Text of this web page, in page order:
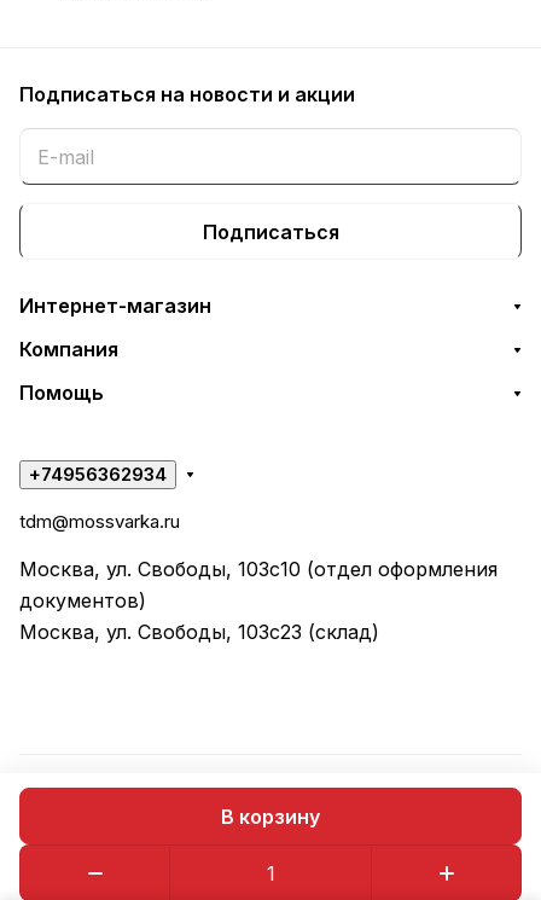
В корзину
Подписаться на новости и акции
Подписаться
Интернет-магазин
Компания
Помощь
+74956362934
tdm@mossvarka.ru
Москва, ул. Свободы, 103с10 (отдел оформления
документов)
Москва, ул. Свободы, 103с23 (склад)
© 2026 ООО "ТД МОССВАРКА"